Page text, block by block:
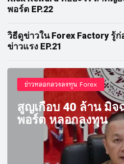
พอร์ต EP.22
วิธีดูข่าวใน Forex Factory รู้
ข่าวแรง EP.21
ข่าวหลอกลวงลงทุน Forex
สูญเกือบ 40 ล้าน มิ
พอร์ต หลอกลงทุน